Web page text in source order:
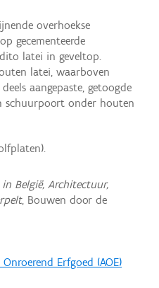
overhoekse
gecementeerde
latei in geveltop.
latei, waarboven
aangepaste, getoogde
schuurpoort onder houten
België, Architectuur,
, Bouwen door de
Erfgoed (AOE)